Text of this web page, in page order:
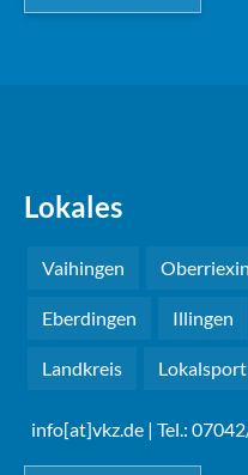
Lokales
Vaihingen
Eberdingen Illingen
Landkreis Lokalsport
info[at]vkz.de | Tel.: